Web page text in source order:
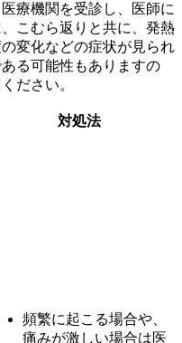
療機関を受診し、医師に
こむら返りと共に、発熱
変化などの症状が見られ
る可能性もありますの
ださい。
対処法
頻繁に起こる場合や、
痛みが激しい場合は医